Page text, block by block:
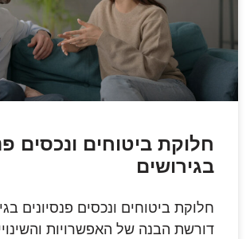
חלוקת ביטוחים ונכסים
בגירושים
חלוקת ביטוחים ונכסים פנסיונים
דורשת הבנה של האפשרויות